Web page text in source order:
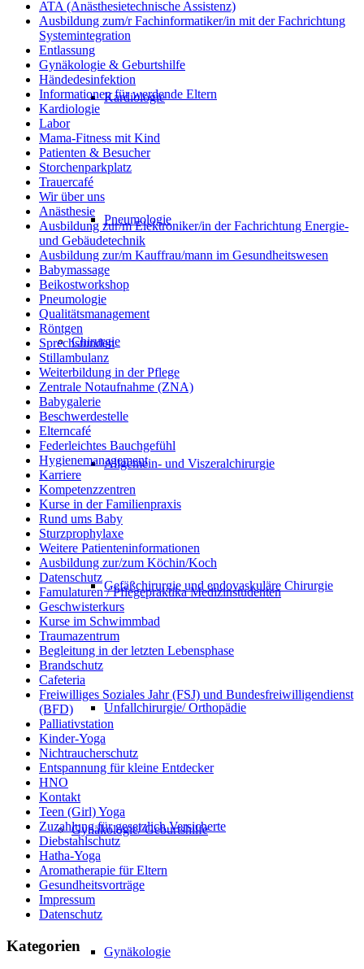
Kardiologie
Pneumologie
Chirurgie
Allgemein- und Viszeralchirurgie
Gefäßchirurgie und endovaskuläre Chirurgie
Unfallchirurgie/ Orthopädie
Gynäkologie/ Geburtshilfe
Gynäkologie
ATA (Anästhesietechnische Assistenz)
Ausbildung zum/r Fachinformatiker/in mit der Fachrichtung
Systemintegration
Entlassung
Gynäkologie & Geburtshilfe
Händedesinfektion
Informationen für werdende Eltern
Kardiologie
Labor
Mama-Fitness mit Kind
Patienten & Besucher
Storchenparkplatz
Trauercafé
Wir über uns
Anästhesie
Ausbildung zur/m Elektroniker/in der Fachrichtung Energie-
und Gebäudetechnik
Ausbildung zur/m Kauffrau/mann im Gesundheitswesen
Babymassage
Beikostworkshop
Pneumologie
Qualitätsmanagement
Röntgen
Sprechstunden
Stillambulanz
Weiterbildung in der Pflege
Zentrale Notaufnahme (ZNA)
Babygalerie
Beschwerdestelle
Elterncafé
Federleichtes Bauchgefühl
Hygienemanagement
Karriere
Kompetenzzentren
Kurse in der Familienpraxis
Rund ums Baby
Sturzprophylaxe
Weitere Patienteninformationen
Ausbildung zur/zum Köchin/Koch
Datenschutz
Famulaturen / Pflegepraktika Medizinstudenten
Geschwisterkurs
Kurse im Schwimmbad
Traumazentrum
Begleitung in der letzten Lebensphase
Brandschutz
Cafeteria
Freiwilliges Soziales Jahr (FSJ) und Bundesfreiwilligendienst
(BFD)
Palliativstation
Kinder-Yoga
Nichtraucherschutz
Entspannung für kleine Entdecker
HNO
Kontakt
Teen (Girl) Yoga
Zuzahlung für gesetzlich Versicherte
Diebstahlschutz
Hatha-Yoga
Aromatherapie für Eltern
Gesundheitsvorträge
Impressum
Datenschutz
Kategorien